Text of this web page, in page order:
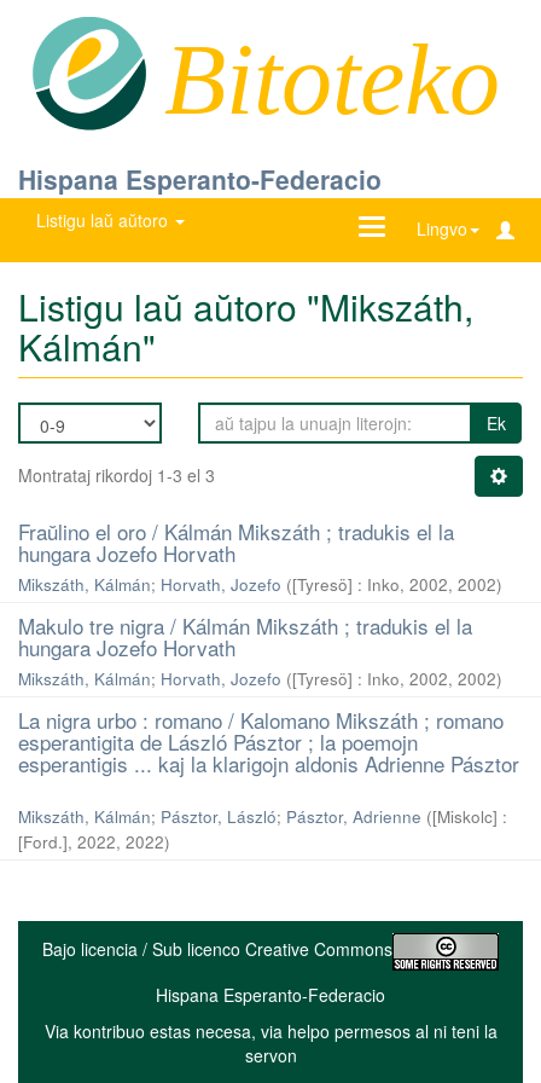
Bitoteko
Hispana Esperanto-Federacio
Listigu laŭ aŭtoro Lingvo
Ŝanĝu
Listigu laŭ aŭtoro "Mikszáth,
Kálmán"
Ek
Montrataj rikordoj 1-3 el 3
Fraŭlino el oro / Kálmán Mikszáth ; tradukis el la
hungara Jozefo Horvath
Mikszáth, Kálmán; Horvath, Jozefo ([Tyresö] : Inko, 2002, 2002)
Makulo tre nigra / Kálmán Mikszáth ; tradukis el la
hungara Jozefo Horvath
Mikszáth, Kálmán; Horvath, Jozefo ([Tyresö] : Inko, 2002, 2002)
La nigra urbo : romano / Kalomano Mikszáth ; romano
esperantigita de László Pásztor ; la poemojn
esperantigis ... kaj la klarigojn aldonis Adrienne Pásztor
Mikszáth, Kálmán; Pásztor, László; Pásztor, Adrienne ([Miskolc] :
[Ford.], 2022, 2022)
Bajo licencia / Sub licenco Creative Commons
Hispana Esperanto-Federacio
Via kontribuo estas necesa, via helpo permesos al ni teni la
servon